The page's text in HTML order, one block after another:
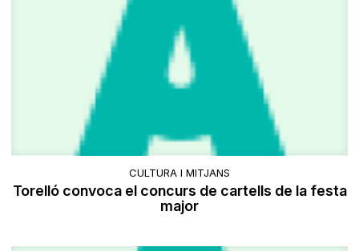
CULTURA I MITJANS
Torelló convoca el concurs de cartells de la festa
major